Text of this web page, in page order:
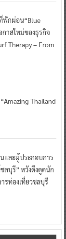
พักผ่อน“Blue
กาสใหม่ของธุรกิจ
Therapy – From
Thailand
และผู้ประกอบการ
ลบุรี” หวังดึงดูดนัก
รท่องเที่ยวชลบุรี